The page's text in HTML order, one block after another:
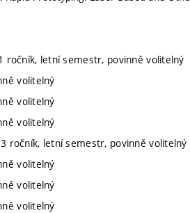
ročník, letní semestr, povinně volitelný
volitelný
volitelný
volitelný
ročník, letní semestr, povinně volitelný
volitelný
volitelný
volitelný